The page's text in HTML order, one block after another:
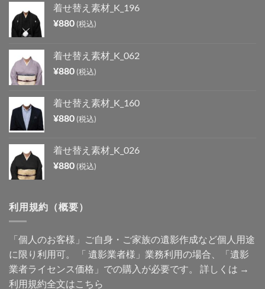
着せ替え素材_K_196
¥880 (税込)
着せ替え素材_K_062
¥880 (税込)
着せ替え素材_K_160
¥880 (税込)
着せ替え素材_K_026
¥880 (税込)
利用規約（概要）
「個人のお客様」ご自身・ご家族の遺影作成など個人用途
に限り利用可。 「 遺影業者様」業務利用の場合、「遺影
業者ライセンス価格」での購入が必要です。 詳しくは →
利用規約全文はこちら